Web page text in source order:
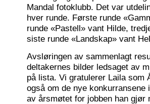
Mandal fotoklubb. Det var
hver runde. Første runde
runde «Pastell» vant Hilde,
siste runde «Landskap» vant
Avsløringen av sammenlagt
deltakernes bilder ledsaget av
på lista. Vi gratulerer Laila som
også om de nye
av årsmøtet for jobben han gjør